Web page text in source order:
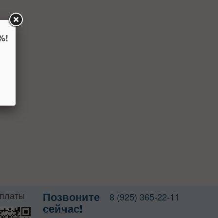
Позвоните
сейчас!
8 (925) 365-22-11